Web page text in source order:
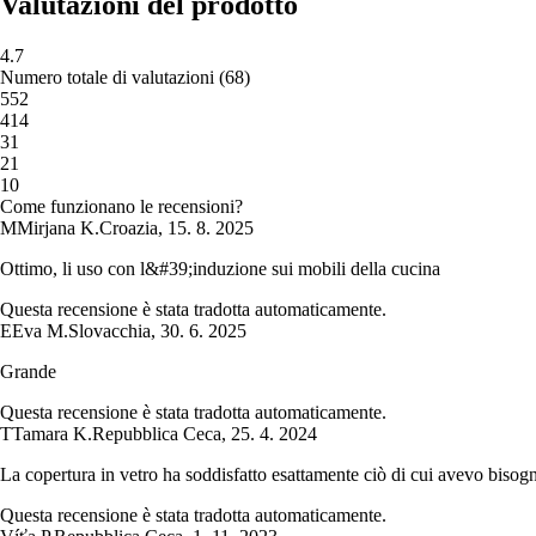
4.7
Numero totale di valutazioni (68)
552
414
31
21
10
Come funzionano le recensioni?
MMirjana K.Croazia, 15. 8. 2025
Ottimo, li uso con l&#39;induzione sui mobili della cucina
Questa recensione è stata tradotta automaticamente.
EEva M.Slovacchia, 30. 6. 2025
Grande
Questa recensione è stata tradotta automaticamente.
TTamara K.Repubblica Ceca, 25. 4. 2024
La copertura in vetro ha soddisfatto esattamente ciò di cui avevo
Questa recensione è stata tradotta automaticamente.